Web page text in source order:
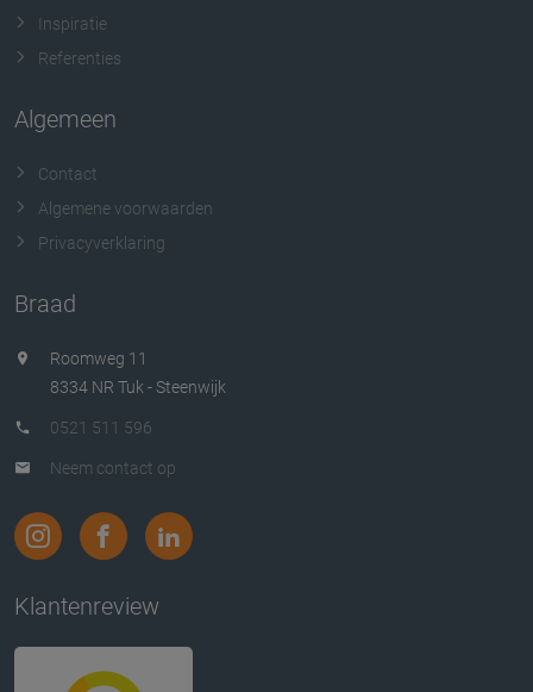
Inspiratie
Referenties
Algemeen
Contact
Algemene voorwaarden
Privacyverklaring
Braad
Roomweg 11
8334 NR Tuk - Steenwijk
0521 511 596
Neem contact op
Klantenreview